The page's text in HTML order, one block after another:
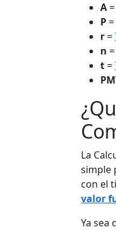
A
P
r=
n
t=
La
simple
con el
valor
Ya sea